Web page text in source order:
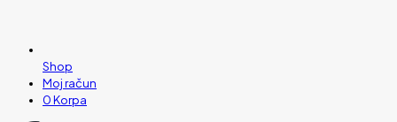
Shop
Moj račun
0Korpa